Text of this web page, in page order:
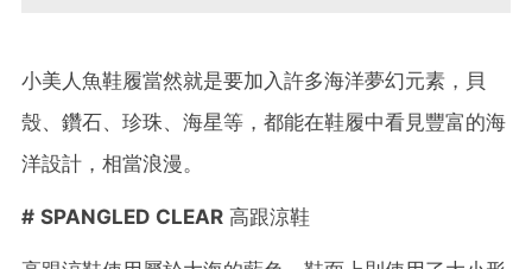
小美人魚鞋履當然就是要加入許多海洋夢幻元素，貝
殼、鑽石、珍珠、海星等，都能在鞋履中看見豐富的海
洋設計，相當浪漫。
# SPANGLED CLEAR 高跟涼鞋